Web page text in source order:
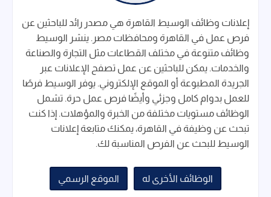
إعلانات وظائف الوسيط القاهرة هي مصدر رائد للباحثين عن
فرص عمل في القاهرة ومحافظات مصر. ينشر الوسيط
وظائف متنوعة في مختلف القطاعات مثل التجارة والصناعة
والخدمات. يمكن للباحثين عن عمل تصفح الإعلانات عبر
الجريدة المطبوعة أو الموقع الإلكتروني. يوفر الوسيط فرصًا
للعمل بدوام كامل وجزئي وأيضًا فرص عمل حرة. تشمل
الوظائف مستويات مختلفة من الخبرة والمؤهلات. إذا كنت
تبحث عن وظيفة في القاهرة، يمكنك متابعة إعلانات
الوسيط للبحث عن الفرص المناسبة لك.
الوظائف الأخرى له الموقع الرسمي